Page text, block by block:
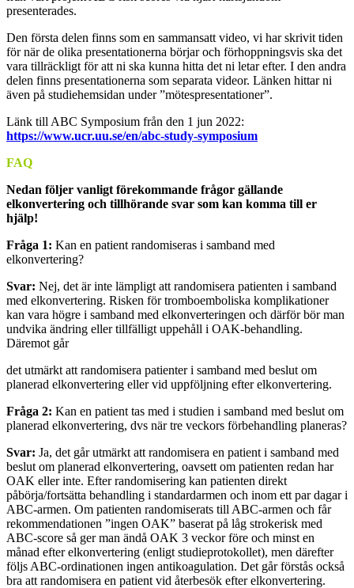
presenterades.
Den första delen finns som en sammansatt video, vi har skrivit tiden
för när de olika presentationerna börjar och förhoppningsvis ska det
vara tillräckligt för att ni ska kunna hitta det ni letar efter. I den andra
delen finns presentationerna som separata videor. Länken hittar ni
även på studiehemsidan under ”mötespresentationer”.
Länk till ABC Symposium från den 1 jun 2022:
https://www.ucr.uu.se/en/abc-study-symposium
FAQ
Nedan följer vanligt förekommande frågor gällande
elkonvertering och tillhörande svar som kan komma till er
hjälp!
Fråga 1: Kan en patient randomiseras i samband med
elkonvertering?
Svar: Nej, det är inte lämpligt att randomisera patienten i samband
med elkonvertering. Risken för tromboemboliska komplikationer
kan vara högre i samband med elkonverteringen och därför bör man
undvika ändring eller tillfälligt uppehåll i OAK-behandling.
Däremot går
det utmärkt att randomisera patienter i samband med beslut om
planerad elkonvertering eller vid uppföljning efter elkonvertering.
Fråga 2: Kan en patient tas med i studien i samband med beslut om
planerad elkonvertering, dvs när tre veckors förbehandling planeras?
Svar: Ja, det går utmärkt att randomisera en patient i samband med
beslut om planerad elkonvertering, oavsett om patienten redan har
OAK eller inte. Efter randomisering kan patienten direkt
påbörja/fortsätta behandling i standardarmen och inom ett par dagar i
ABC-armen. Om patienten randomiserats till ABC-armen och får
rekommendationen ”ingen OAK” baserat på låg strokerisk med
ABC-score så ger man ändå OAK 3 veckor före och minst en
månad efter elkonvertering (enligt studieprotokollet), men därefter
följs ABC-ordinationen ingen antikoagulation. Det går förstås också
bra att randomisera en patient vid återbesök efter elkonvertering.